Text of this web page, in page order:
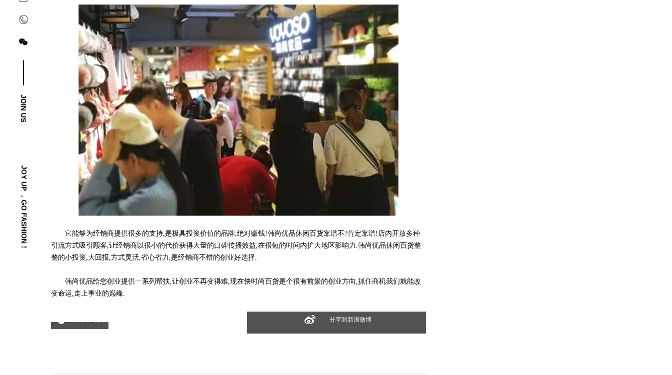
关注yoyoso抖音号
JOIN US
JOY UP ，GO FASHION！
它能够为经销商提供很多的支持,是极具投资价值的品牌,绝对赚钱!韩尚优品休闲百货靠谱不?肯定靠谱!店内开放多种
引流方式吸引顾客,让经销商以很小的代价获得大量的口碑传播效益,在很短的时间内扩大地区影响力.韩尚优品休闲百货整
整的小投资,大回报,方式灵活,省心省力,是经销商不错的创业好选择.
韩尚优品给您创业提供一系列帮扶,让创业不再变得难,现在快时尚百货是个很有前景的创业方向,抓住商机我们就能改
变命运,走上事业的巅峰.
分享到新浪微博